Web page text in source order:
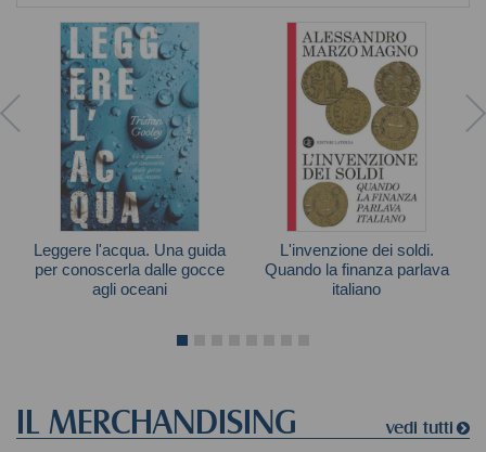
Leggere l'acqua. Una guida
per conoscerla dalle gocce
agli oceani
L'invenzione dei soldi.
Quando la finanza parlava
italiano
IL MERCHANDISING vedi tutti